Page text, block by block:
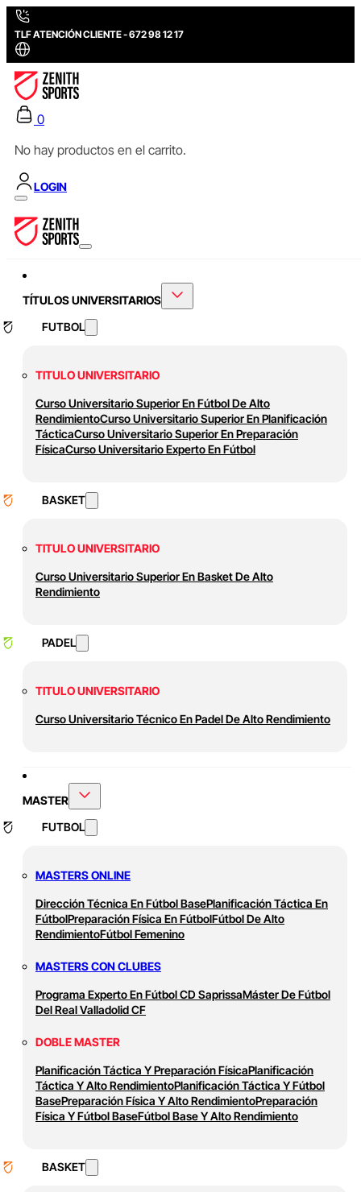
TLF ATENCIÓN CLIENTE - 672 98 12 17
0
No hay productos en el carrito.
LOGIN
TÍTULOS UNIVERSITARIOS
FUTBOL
TITULO UNIVERSITARIO
Curso Universitario Superior En Fútbol De Alto
RendimientoCurso Universitario Superior En Planificación
TácticaCurso Universitario Superior En Preparación
FísicaCurso Universitario Experto En Fútbol
BASKET
TITULO UNIVERSITARIO
Curso Universitario Superior En Basket De Alto
Rendimiento
PADEL
TITULO UNIVERSITARIO
Curso Universitario Técnico En Padel De Alto Rendimiento
MASTER
FUTBOL
MASTERS ONLINE
Dirección Técnica En Fútbol BasePlanificación Táctica En
FútbolPreparación Física En FútbolFútbol De Alto
RendimientoFútbol Femenino
MASTERS CON CLUBES
Programa Experto En Fútbol CD SaprissaMáster De Fútbol
Del Real Valladolid CF
DOBLE MASTER
Planificación Táctica Y Preparación FísicaPlanificación
Táctica Y Alto RendimientoPlanificación Táctica Y Fútbol
BasePreparación Física Y Alto RendimientoPreparación
Física Y Fútbol BaseFútbol Base Y Alto Rendimiento
BASKET